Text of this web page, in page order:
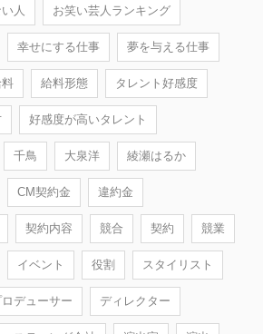
人 お笑い芸人ランキング
幸せにする仕事 夢を与える仕事
給料形態 タレント好感度
好感度が高いタレント
千鳥 大泉洋 綾瀬はるか
CM契約金 違約金
契約内容 競合 契約 競業
イベント 役割 スタイリスト
ロデューサー ディレクター